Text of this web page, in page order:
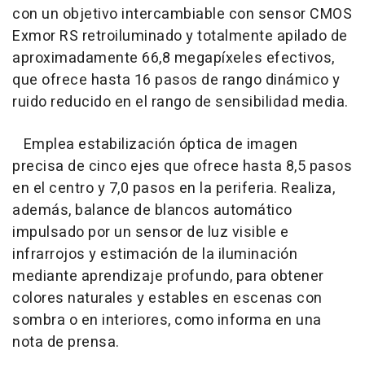
con un objetivo intercambiable con sensor CMOS
Exmor RS retroiluminado y totalmente apilado de
aproximadamente 66,8 megapíxeles efectivos,
que ofrece hasta 16 pasos de rango dinámico y
ruido reducido en el rango de sensibilidad media.
Emplea estabilización óptica de imagen
precisa de cinco ejes que ofrece hasta 8,5 pasos
en el centro y 7,0 pasos en la periferia. Realiza,
además, balance de blancos automático
impulsado por un sensor de luz visible e
infrarrojos y estimación de la iluminación
mediante aprendizaje profundo, para obtener
colores naturales y estables en escenas con
sombra o en interiores, como informa en una
nota de prensa.